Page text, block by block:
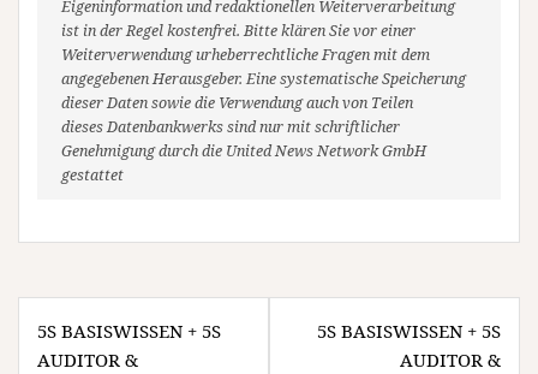
Eigeninformation und redaktionellen Weiterverarbeitung
ist in der Regel kostenfrei. Bitte klären Sie vor einer
Weiterverwendung urheberrechtliche Fragen mit dem
angegebenen Herausgeber. Eine systematische Speicherung
dieser Daten sowie die Verwendung auch von Teilen
dieses Datenbankwerks sind nur mit schriftlicher
Genehmigung durch die United News Network GmbH
gestattet
Beitragsnavigation
5S BASISWISSEN + 5S
AUDITOR &
5S BASISWISSEN + 5S
AUDITOR &